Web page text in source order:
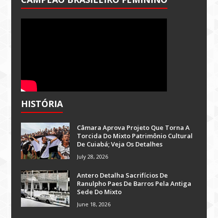
HISTÓRIA
Câmara Aprova Projeto Que Torna A
Torcida Do Mixto Patrimônio Cultural
De Cuiabá; Veja Os Detalhes
July 28, 2026
Antero Detalha Sacrifícios De
Ranulpho Paes De Barros Pela Antiga
Sede Do Mixto
June 18, 2026